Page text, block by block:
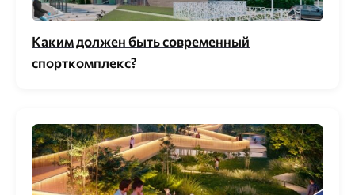
Каким должен быть современный
спорткомплекс?